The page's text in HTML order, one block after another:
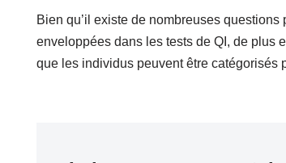
Bien qu’il existe de nombreuses
enveloppées dans les tests de QI, de plus
que les individus peuvent être catégorisés